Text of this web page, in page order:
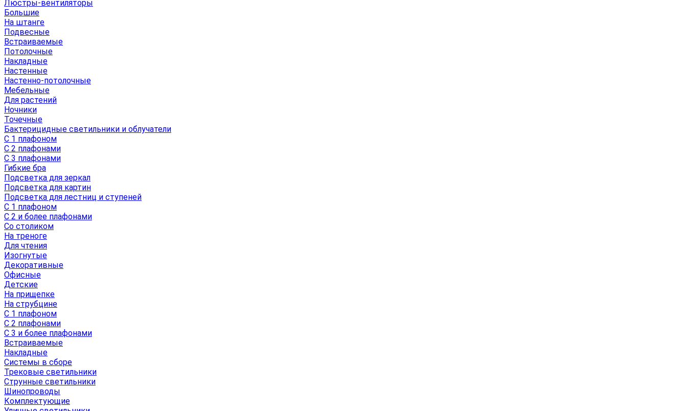
Люстры-вентиляторы
Большие
На штанге
Подвесные
Встраиваемые
Потолочные
Накладные
Настенные
Настенно-потолочные
Мебельные
Для растений
Ночники
Точечные
Бактерицидные светильники и облучатели
С 1 плафоном
С 2 плафонами
С 3 плафонами
Гибкие бра
Подсветка для зеркал
Подсветка для картин
Подсветка для лестниц и ступеней
С 1 плафоном
С 2 и более плафонами
Со столиком
На треноге
Для чтения
Изогнутые
Декоративные
Офисные
Детские
На прищепке
На струбцине
С 1 плафоном
С 2 плафонами
С 3 и более плафонами
Встраиваемые
Накладные
Системы в сборе
Трековые светильники
Струнные светильники
Шинопроводы
Комплектующие